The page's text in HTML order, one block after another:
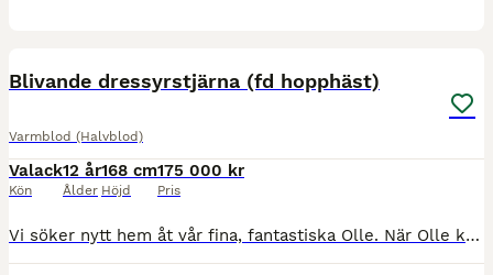
Blivande dressyrstjärna (fd hopphäst)
Varmblod (Halvblod)
Valack
Kön
12 år
Ålder
168 cm
Höjd
175 000 kr
Pris
Vi söker nytt hem åt vår fina, fantastiska Olle. När Olle kom till oss för 1,5 år sedan var planen att han skulle bli vår framtida tävlingshäst, med enorm kapacitet i hoppningen. Livet ville annorlu